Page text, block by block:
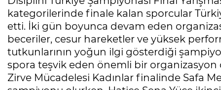
kategorilerinde finale kalan sporcular
etti. İki gün boyunca devam eden
beceriler, cesur hareketler ve yüksek
tutkunlarının yoğun ilgi gösterdiği
spora teşvik eden önemli bir organizasyon
Zirve Mücadelesi Kadınlar finalinde Safa